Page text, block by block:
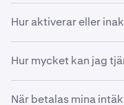
Dina tillgångar börjar
Hur aktiverar eller
kan du när som helst
Hur mycket kan jag
När betalas mina